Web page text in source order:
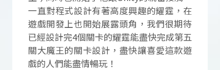
一直對程式設計有著高度興趣的耀霆，在
遊戲開發上也開始展露頭角，我們很期待
已經設計完4個關卡的耀霆能盡快完成第五
關大魔王的關卡設計，盡快讓喜愛這款遊
戲的人們能盡情暢玩！